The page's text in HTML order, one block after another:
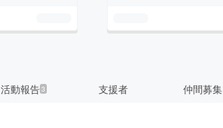
活動報告3 支援者 仲間募集